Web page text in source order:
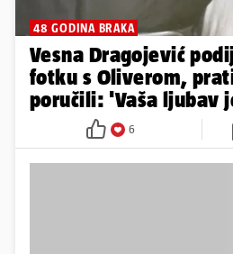
48 GODINA BRAKA
Vesna Dragojević
fotku s Oliverom,
poručili: 'Vaša ljubav
6